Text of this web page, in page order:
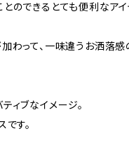
のできるとても便利なア
わって、一味違うお洒落感
ィブなイメージ。
す。